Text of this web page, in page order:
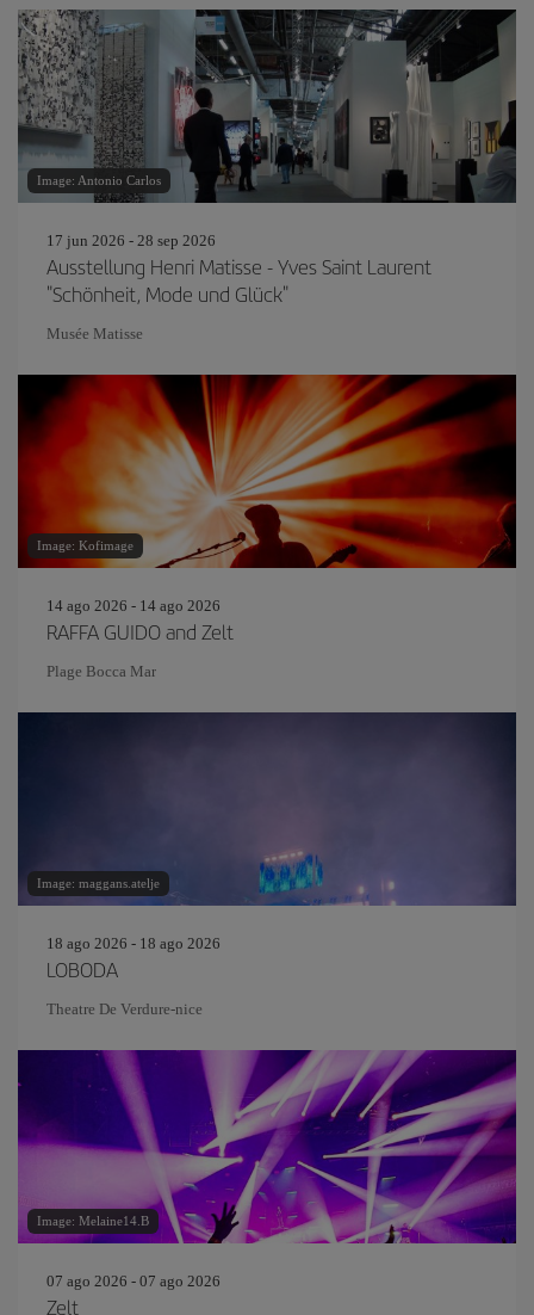
Image: Antonio Carlos
17 jun 2026 - 28 sep 2026
Ausstellung Henri Matisse - Yves Saint Laurent
"Schönheit, Mode und Glück"
Musée Matisse
Image: Kofimage
14 ago 2026 - 14 ago 2026
RAFFA GUIDO and Zelt
Plage Bocca Mar
Image: maggans.atelje
18 ago 2026 - 18 ago 2026
LOBODA
Theatre De Verdure-nice
Image: Melaine14.B
07 ago 2026 - 07 ago 2026
Zelt